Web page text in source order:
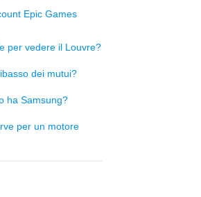
Epic Games
per vedere il Louvre?
dei mutui?
ha Samsung?
per un motore